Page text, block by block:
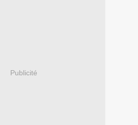
Publicité